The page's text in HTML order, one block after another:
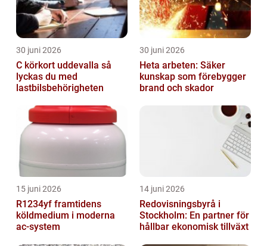
30 juni 2026
C körkort uddevalla så
lyckas du med
lastbilsbehörigheten
30 juni 2026
Heta arbeten: Säker
kunskap som förebygger
brand och skador
15 juni 2026
R1234yf framtidens
köldmedium i moderna
ac-system
14 juni 2026
Redovisningsbyrå i
Stockholm: En partner för
hållbar ekonomisk tillväxt